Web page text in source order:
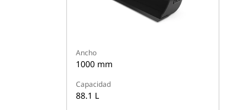
Ancho
1000 mm
Capacidad
88.1 L